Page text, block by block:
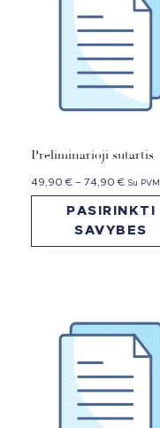
Preliminarioji sutartis
49,90€ – 74,90€ Su PVM
PASIRINKTI
SAVYBES